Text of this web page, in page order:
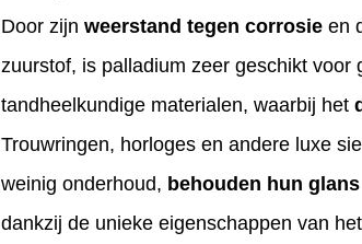
Door zijn weerstand tegen corrosie en
zuurstof, is palladium zeer geschikt voor
tandheelkundige materialen, waarbij het
Trouwringen, horloges en andere luxe
weinig onderhoud, behouden hun glans
dankzij de unieke eigenschappen van